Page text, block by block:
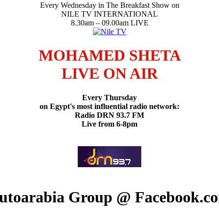
Every Wednesday in The Breakfast Show on
NILE TV INTERNATIONAL
8.30am – 09.00am LIVE
MOHAMED SHETA
LIVE ON AIR
Every Thursday
on Egypt's most influential radio network:
Radio DRN 93.7 FM
Live from 6-8pm
Group @